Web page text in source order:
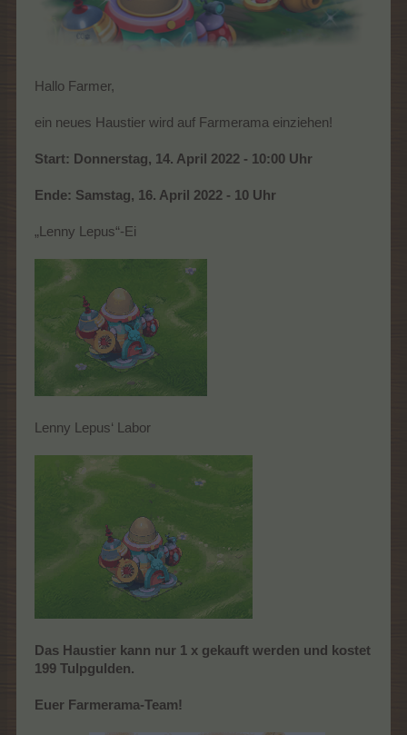
Hallo Farmer,
ein neues Haustier wird auf Farmerama einziehen!
Start: Donnerstag, 14. April 2022 - 10:00 Uhr
Ende: Samstag, 16. April 2022 - 10 Uhr
„Lenny Lepus“-Ei
Lenny Lepus‘ Labor
Das Haustier kann nur 1 x gekauft werden und kostet
199 Tulpgulden.
Euer Farmerama-Team!